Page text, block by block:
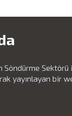
Söndürme
yayınlayan bir